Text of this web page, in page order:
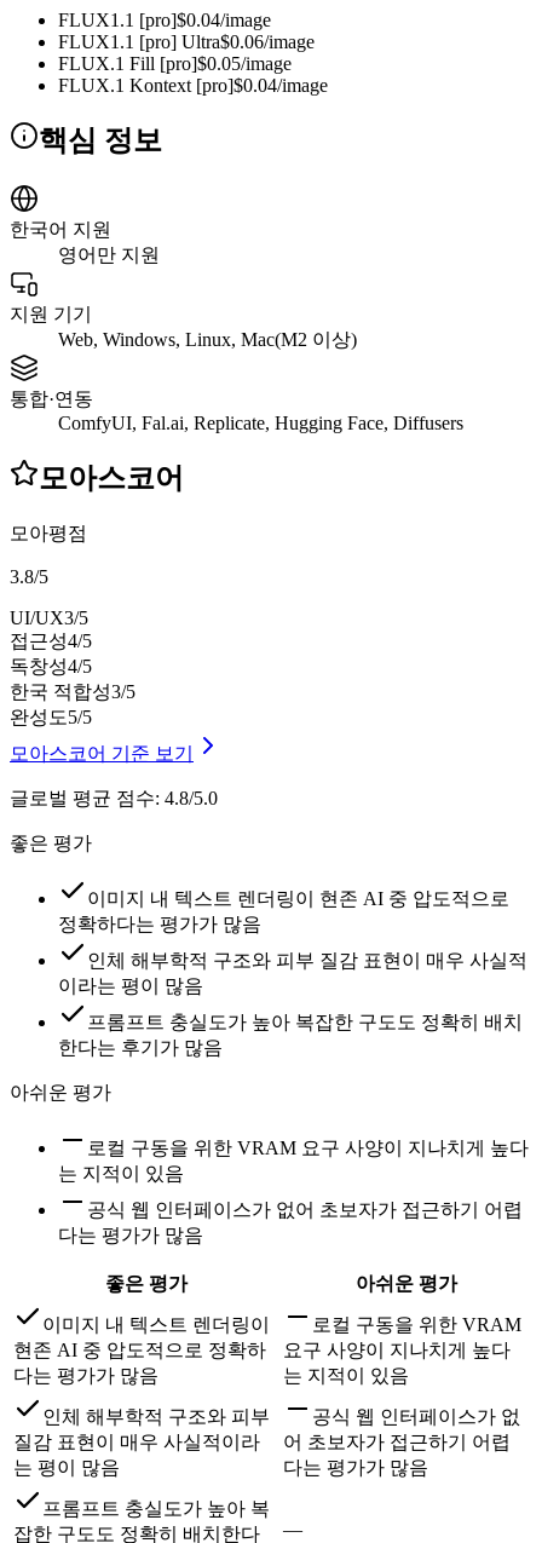
FLUX1.1 [pro]$0.04/image
FLUX1.1 [pro] Ultra$0.06/image
FLUX.1 Fill [pro]$0.05/image
FLUX.1 Kontext [pro]$0.04/image
핵심 정보
한국어 지원
영어만 지원
지원 기기
Web, Windows, Linux, Mac(M2 이상)
통합·연동
ComfyUI, Fal.ai, Replicate, Hugging Face, Diffusers
모아스코어
모아평점
3.8/5
UI/UX3/5
접근성4/5
독창성4/5
한국 적합성3/5
완성도5/5
모아스코어 기준 보기
글로벌 평균 점수: 4.8/5.0
좋은 평가
이미지 내 텍스트 렌더링이 현존 AI 중 압도적으로
정확하다는 평가가 많음
인체 해부학적 구조와 피부 질감 표현이 매우 사실적
이라는 평이 많음
프롬프트 충실도가 높아 복잡한 구도도 정확히 배치
한다는 후기가 많음
아쉬운 평가
로컬 구동을 위한 VRAM 요구 사양이 지나치게 높다
는 지적이 있음
공식 웹 인터페이스가 없어 초보자가 접근하기 어렵
다는 평가가 많음
좋은 평가
아쉬운 평가
이미지 내 텍스트 렌더링이
현존 AI 중 압도적으로 정확하
다는 평가가 많음
로컬 구동을 위한 VRAM
요구 사양이 지나치게 높다
는 지적이 있음
인체 해부학적 구조와 피부
질감 표현이 매우 사실적이라
는 평이 많음
공식 웹 인터페이스가 없
어 초보자가 접근하기 어렵
다는 평가가 많음
프롬프트 충실도가 높아 복
잡한 구도도 정확히 배치한다
—